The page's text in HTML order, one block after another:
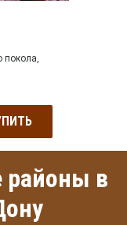
покола,
районы в